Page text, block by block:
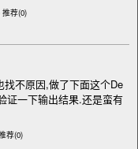
推荐(0)
不原因,做了下面这个De
证一下输出结果.还是蛮有
荐(0)